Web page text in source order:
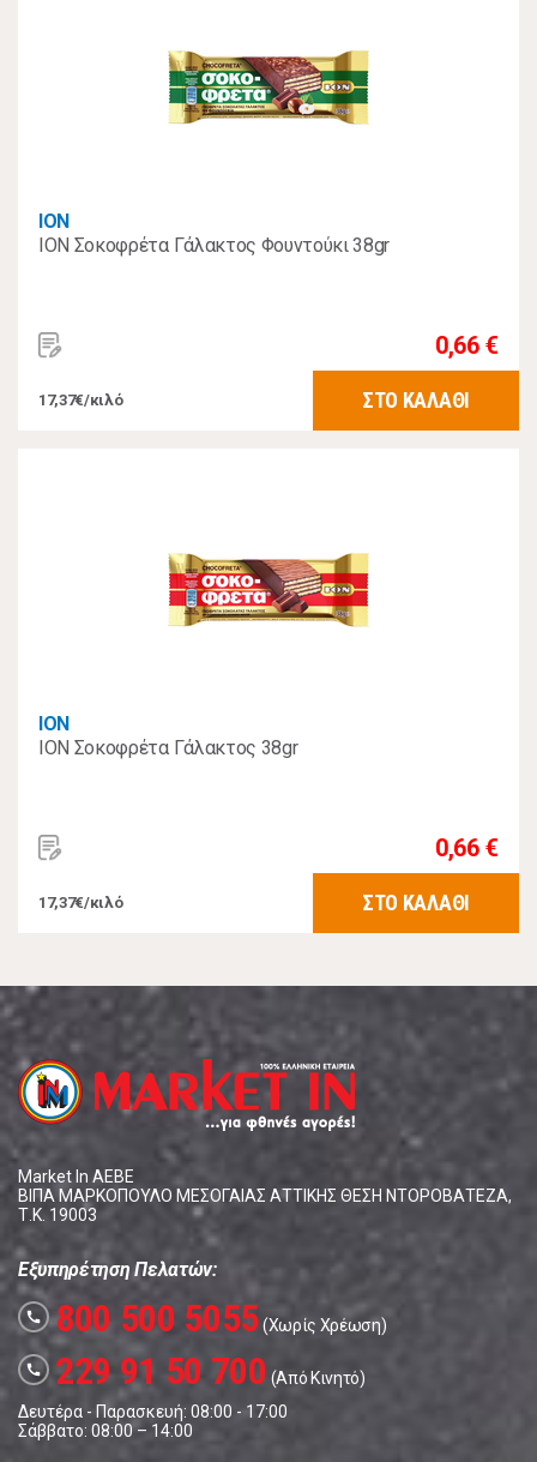
ΙΟΝ
ION Σοκοφρέτα Γάλακτος Φουντούκι 38gr
0,66 €
17,37€/κιλό ΣΤΟ ΚΑΛΑΘΙ
ΙΟΝ
ION Σοκοφρέτα Γάλακτος 38gr
0,66 €
17,37€/κιλό ΣΤΟ ΚΑΛΑΘΙ
Market In ΑΕΒΕ
ΒΙΠΑ ΜΑΡΚΟΠΟΥΛΟ ΜΕΣΟΓΑΙΑΣ ΑΤΤΙΚΗΣ ΘΕΣΗ ΝΤΟΡΟΒΑΤΕΖΑ,
Τ.Κ. 19003
Εξυπηρέτηση Πελατών:
call 800 500 5055(Χωρίς Χρέωση)
call 229 91 50 700 (Από Κινητό)
Δευτέρα - Παρασκευή: 08:00 - 17:00
Σάββατο: 08:00 – 14:00